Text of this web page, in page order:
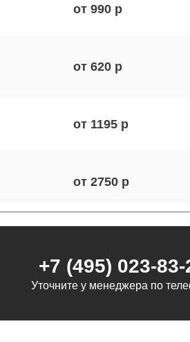
от 990
от 620
от 1195
от 2750
+7 (495) 023-83-
Уточните у менеджера по